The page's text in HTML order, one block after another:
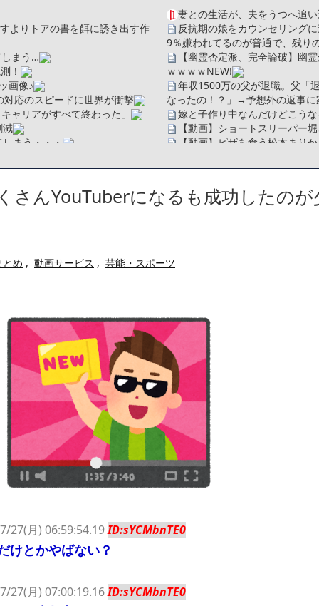
よりトアの書を餌に誘き出す作
まう…
！
画像♪
応のスピードに世界が衝撃
ャリアがすべて終わった」
減
まう・・・
った所です」
いうデマ記事をこっそり削除し
妻との生活が、夫をうつへ追
反抗期の娘をカウンセリング
9％嫌われてるのが普通で、残り
【幽霊否定派、完全論破】幽
ｗｗｗｗNEW!
年収1500万の父が退職。父「
なったの！？」→予想外の返事
嫁と子作り中なんだけどこう
【動画】ショートスリーパー
【動画】ピザを食う松本まり
【画像】彼女「ねー、今日の
広末涼子さん、正気に戻って
【配信者】「金バエ」のSNS
ｗ」「逆に超安い」
Powered by livedoor 相互RSS
さんYouTuberになるも成功したのが
め , 動画サービス , 芸能・スポーツ
27(月) 06:59:54.19ID:sYCMbnTE0
けとかやばない？
27(月) 07:00:19.16ID:sYCMbnTE0